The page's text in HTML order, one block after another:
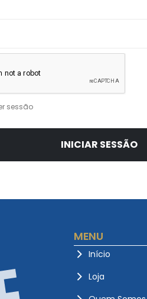
sessão
INICIAR SESSÃO
MENU
Início
Loja